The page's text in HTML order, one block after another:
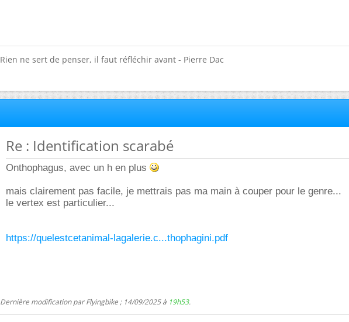
Rien ne sert de penser, il faut réfléchir avant - Pierre Dac
Re : Identification scarabé
Onthophagus, avec un h en plus
mais clairement pas facile, je mettrais pas ma main à couper pour le genre...
le vertex est particulier...
https://quelestcetanimal-lagalerie.c...thophagini.pdf
Dernière modification par Flyingbike ; 14/09/2025 à 19h53.